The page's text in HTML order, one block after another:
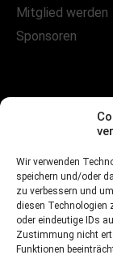
Wir verwenden
speichern und/oder
zu verbessern und
diesen Technologien
oder eindeutige IDs
Zustimmung nicht
Funktionen
Mitglied werden
Sponsoren
FOLGE